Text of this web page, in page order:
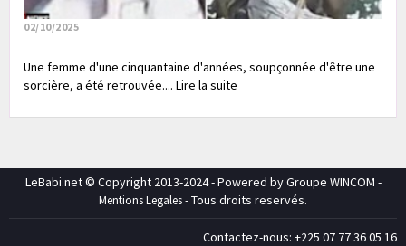
02/10/2025
Une femme d'une cinquantaine d'années, soupçonnée d'être une
sorcière, a été retrouvée.... Lire la suite
LeBabi.net © Copyright 2013-2024 - Powered by Groupe WINCOM -
Mentions Legales- Tous droits reservés.
Contactez-nous: +225 07 77 36 05 16